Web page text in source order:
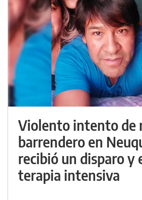
Violento intento de
barrendero en
recibió un disparo y
terapia intensiva